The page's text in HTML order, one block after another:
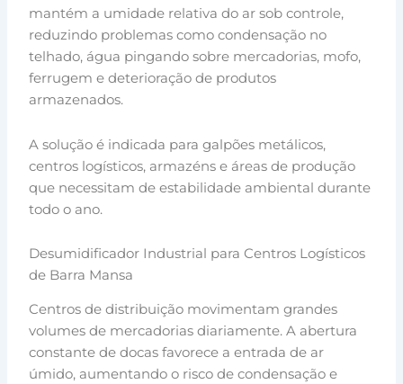
mantém a umidade relativa do ar sob controle,
reduzindo problemas como condensação no
telhado, água pingando sobre mercadorias, mofo,
ferrugem e deterioração de produtos
armazenados.
A solução é indicada para galpões metálicos,
centros logísticos, armazéns e áreas de produção
que necessitam de estabilidade ambiental durante
todo o ano.
Desumidificador Industrial para Centros Logísticos
de Barra Mansa
Centros de distribuição movimentam grandes
volumes de mercadorias diariamente. A abertura
constante de docas favorece a entrada de ar
úmido, aumentando o risco de condensação e